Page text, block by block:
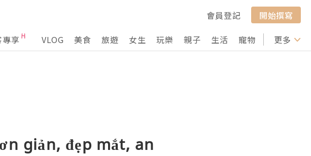
會員登記
開始撰寫
專享 VLOG 美食 旅遊 女生 玩樂 親子 生活 寵物 行山 打卡
更多
giản, đẹp mắt, an